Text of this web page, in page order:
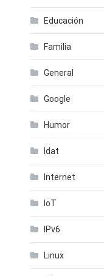
Educación
Familia
General
Google
Humor
Idat
Internet
IoT
IPv6
Linux